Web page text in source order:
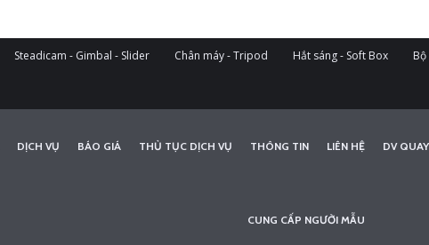
Steadicam - Gimbal - Slider Chân máy - Tripod Hắt sáng - Soft Box
DỊCH VỤ BÁO GIÁ THỦ TỤC DỊCH VỤ THÔNG TIN LIÊN HỆ DV
CUNG CẤP NGƯỜI MẪU